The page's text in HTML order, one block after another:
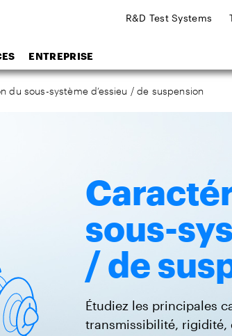
ENTREPRISE
R&D Test Systems
du sous-système d’essieu / de suspension
sous-
/ de
Étudiez les principales
transmissibilité, rigidité,